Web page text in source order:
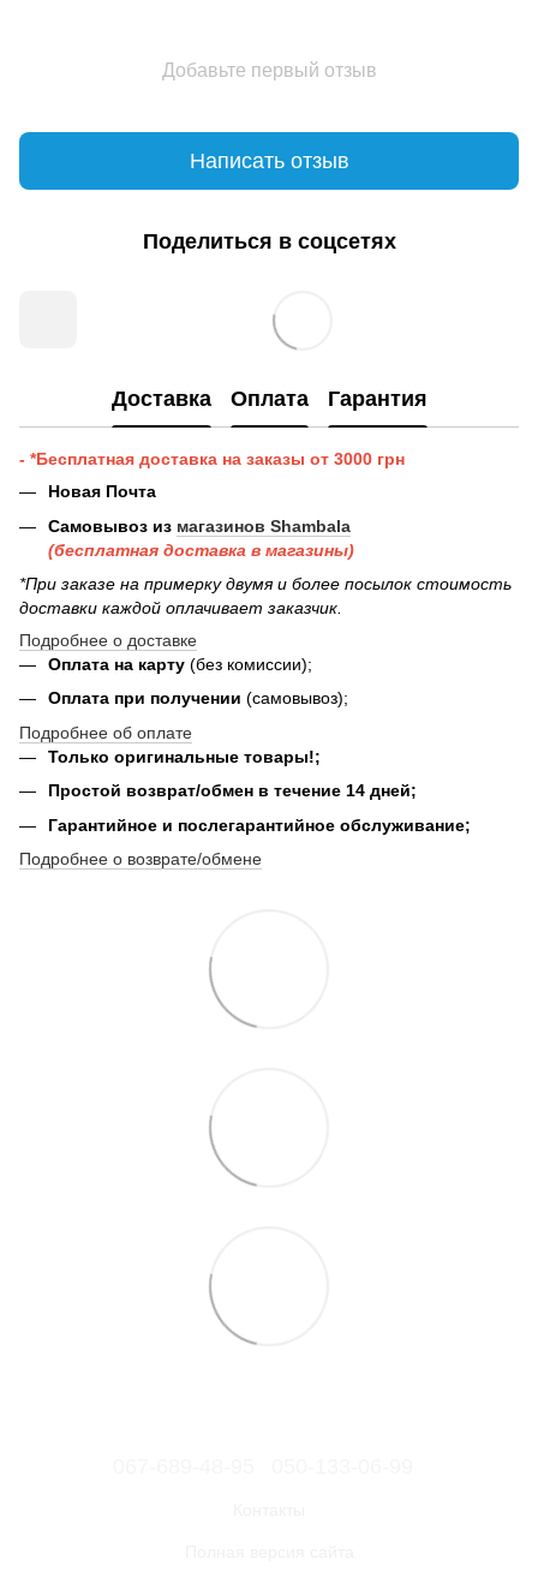
Добавьте первый отзыв
Написать отзыв
Поделиться в соцсетях
Доставка Оплата Гарантия
- *Бесплатная доставка на заказы от 3000 грн
Новая Почта
Самовывоз из магазинов Shambala
(бесплатная доставка в магазины)
*При заказе на примерку двумя и более посылок стоимость
доставки каждой оплачивает заказчик.
Подробнее о доставке
Оплата на карту (без комиссии);
Оплата при получении (самовывоз);
Подробнее об оплате
Только оригинальные товары!;
Простой возврат/обмен в течение 14 дней;
Гарантийное и послегарантийное обслуживание;
Подробнее о возврате/обмене